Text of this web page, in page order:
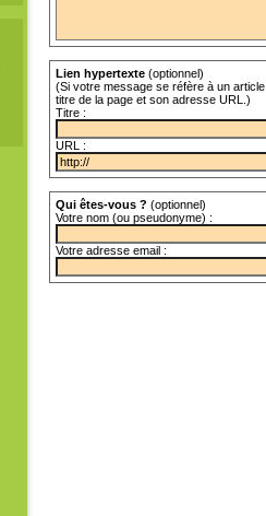
Lien hypertexte (optionnel)
(Si votre message se réfère à un
titre de la page et son adresse URL.)
Titre :
URL :
Qui êtes-vous ? (optionnel)
Votre nom (ou pseudonyme) :
Votre adresse email :